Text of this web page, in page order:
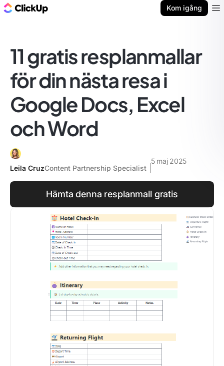
Kom igång
11 gratis resplanmallar
för din nästa resa i
Google Docs, Excel
och Word
Leila CruzContent Partnership Specialist
5 maj 2025
Hämta denna resplanmall gratis